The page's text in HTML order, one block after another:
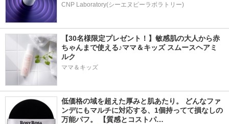
CNP Laboratory(シーエヌピーラボラトリー)
【30名様限定プレゼント！】敏感肌の大人から赤
ちゃんまで使える♪ママ＆キッズ スムースヘアミ
ルク
ママ＆キッズ
低価格の域を超えた厚みと肌あたり。 どんなファ
ンデにもマルチに対応する、1個持ってて損なしの
万能パフ。 【質感とコストパ…